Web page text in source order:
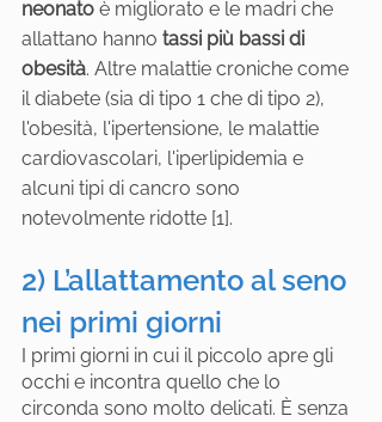
neonato è migliorato e le madri che
allattano hanno tassi più bassi di
obesità. Altre malattie croniche come
il diabete (sia di tipo 1 che di tipo 2),
l'obesità, l'ipertensione, le malattie
cardiovascolari, l'iperlipidemia e
alcuni tipi di cancro sono
notevolmente ridotte [1].
2) L’allattamento al seno
nei primi giorni
I primi giorni in cui il piccolo apre gli
occhi e incontra quello che lo
circonda sono molto delicati. È senza